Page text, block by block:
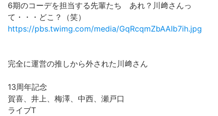
6期のコーデを担当する先輩たち あれ？川﨑さんっ
て・・・どこ？（笑）
https://pbs.twimg.com/media/GqRcqmZbAAIb7ih.jpg
完全に運営の推しから外された川﨑さん
13周年記念
賀喜、井上、梅澤、中西、瀬戸口
ライブT